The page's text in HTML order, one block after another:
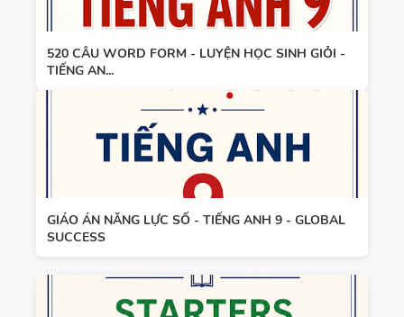
GLOBAL
SUCCESS -
HỌC KỲ 1 -
CÓ ĐÁP ÁN
BẢNG
WORD
THEO TỪNG
UNIT -
TIẾNG ANH
SUCCESS -
CÓ ĐÁP ÁN
520 CÂU WORD FORM - LUYỆN HỌC SINH GIỎI -
TIẾNG AN...
GIÁO ÁN NĂNG LỰC SỐ - TIẾNG ANH 9 - GLOBAL
SUCCESS